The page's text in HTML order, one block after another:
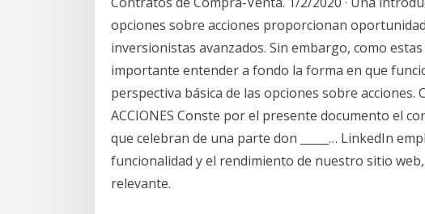
opciones sobre acciones proporcionan
inversionistas avanzados. Sin embargo, como
importante entender a fondo la forma en que
perspectiva básica de las opciones sobre acciones.
ACCIONES Conste por el presente documento el
que celebran de una parte don _____… LinkedIn
funcionalidad y el rendimiento de nuestro sitio
relevante.